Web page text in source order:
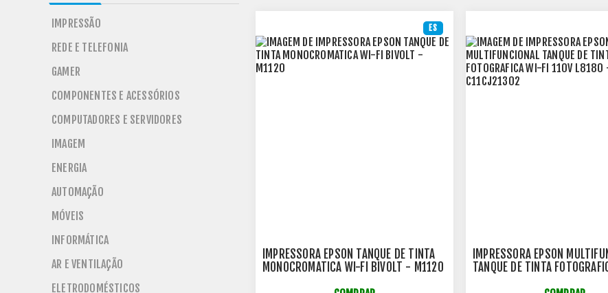
ES
IMPRESSORA EPSON TANQUE DE TINTA
MONOCROMATICA WI-FI BIVOLT - M1120
IMPRESSORA EPSON
TANQUE DE TINTA
IMPRESSÃO
REDE E TELEFONIA
GAMER
COMPONENTES E ACESSÓRIOS
COMPUTADORES E SERVIDORES
IMAGEM
ENERGIA
AUTOMAÇÃO
MÓVEIS
INFORMÁTICA
AR E VENTILAÇÃO
ELETRODOMÉSTICOS